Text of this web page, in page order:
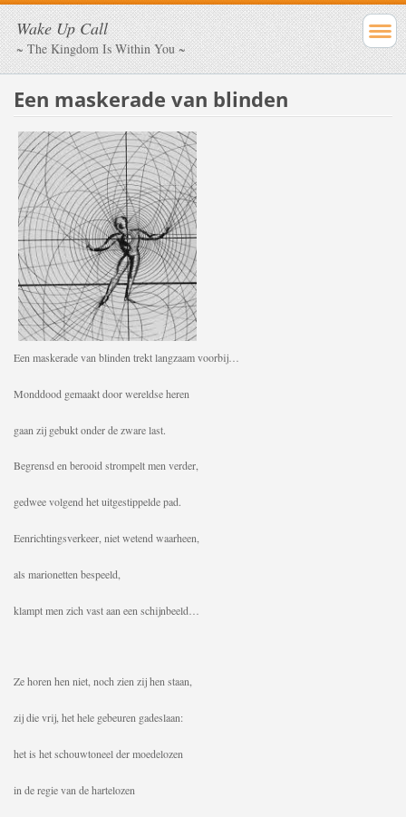
Wake Up Call
~ The Kingdom Is Within You ~
Een maskerade van blinden
Een maskerade van blinden trekt langzaam voorbij…
Monddood gemaakt door wereldse heren
gaan zij gebukt onder de zware last.
Begrensd en berooid strompelt men verder,
gedwee volgend het uitgestippelde pad.
Eenrichtingsverkeer, niet wetend waarheen,
als marionetten bespeeld,
klampt men zich vast aan een schijnbeeld…
Ze horen hen niet, noch zien zij hen staan,
zij die vrij, het hele gebeuren gadeslaan:
het is het schouwtoneel der moedelozen
in de regie van de hartelozen